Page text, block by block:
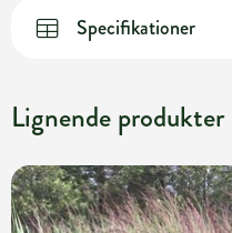
Specifikationer
Lignende produkter